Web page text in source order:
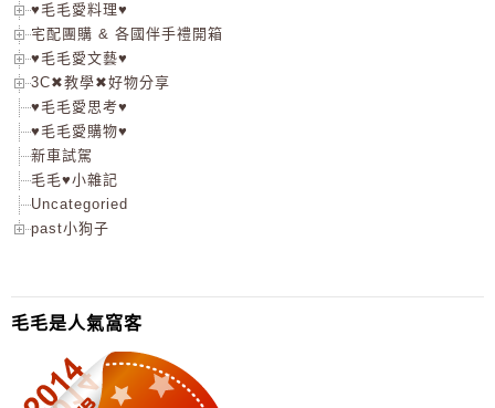
♥毛毛愛料理♥
宅配團購 & 各國伴手禮開箱
♥毛毛愛文藝♥
3C✖教學✖好物分享
♥毛毛愛思考♥
♥毛毛愛購物♥
新車試駕
毛毛♥小雜記
Uncategoried
past小狗子
毛毛是人氣窩客